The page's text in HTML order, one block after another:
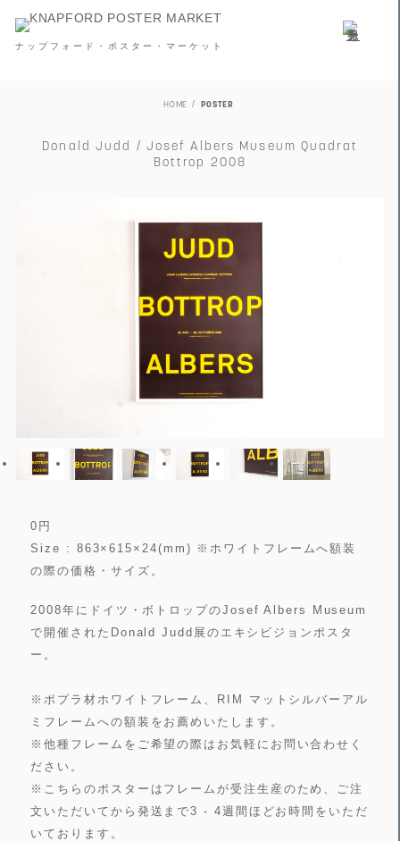
ナップフォード・ポスター・マーケット
HOME POSTER
Donald Judd / Josef Albers Museum Quadrat
Bottrop 2008
0 円
Size : 863×615×24(mm) ※ホワイトフレームへ額装
の際の価格・サイズ。
2008年にドイツ・ボトロップのJosef Albers Museum
で開催されたDonald Judd展のエキシビジョンポスタ
ー。
※ポプラ材ホワイトフレーム、RIM マットシルバーアル
ミフレームへの額装をお薦めいたします。
※他種フレームをご希望の際はお気軽にお問い合わせく
ださい。
※こちらのポスターはフレームが受注生産のため、ご注
文いただいてから発送まで3 - 4週間ほどお時間をいただ
いております。